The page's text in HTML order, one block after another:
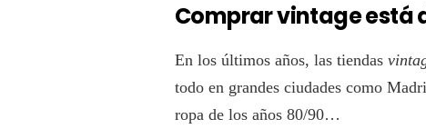
Comprar vintage está
En los últimos años, las tiendas
todo en grandes ciudades como
ropa de los años 80/90…